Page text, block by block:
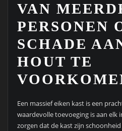
VAN
PERSONEN
SCHADE
HOUT TE
Een massief eiken kast is een
waardevolle toevoeging is aan elk
zorgen dat de kast zijn